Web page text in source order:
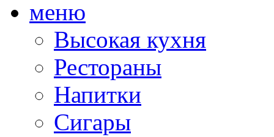
меню
Высокая кухня
Рестораны
Напитки
Сигары